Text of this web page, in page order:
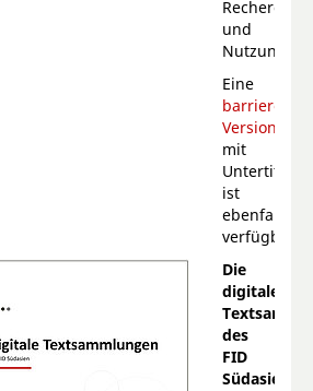
Recherche-
und
Eine
Version
mit
Untertitel
ist
ebenfalls
verfügbar.
Die
digitalen
des
FID
Südasien